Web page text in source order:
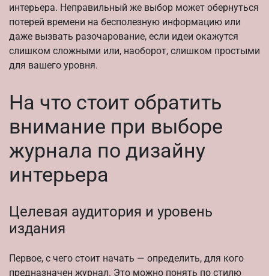
интерьера. Неправильный же выбор может обернуться
потерей времени на бесполезную информацию или
даже вызвать разочарование, если идеи окажутся
слишком сложными или, наоборот, слишком простыми
для вашего уровня.
На что стоит обратить
внимание при выборе
журнала по дизайну
интерьера
Целевая аудитория и уровень
издания
Первое, с чего стоит начать — определить, для кого
предназначен журнал. Это можно понять по стилю